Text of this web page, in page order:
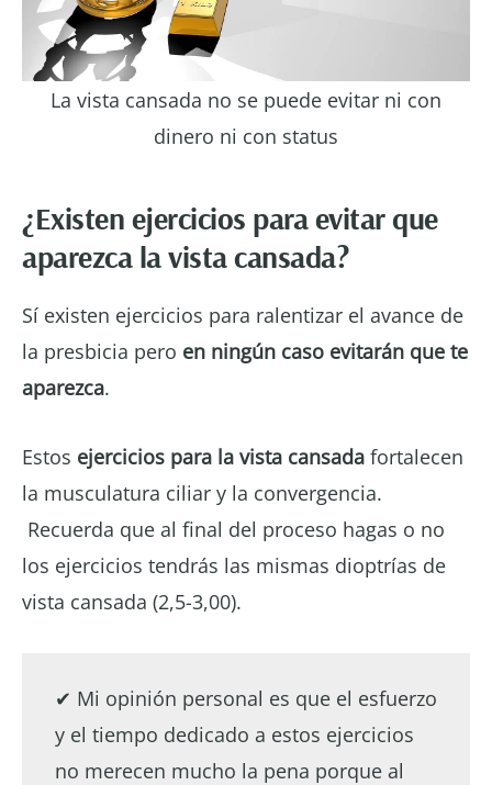
La vista cansada no se puede evitar ni con
dinero ni con status
¿Existen ejercicios para evitar que
aparezca la vista cansada?
Sí existen ejercicios para ralentizar el avance de
la presbicia pero en ningún caso evitarán que te
aparezca.
Estos ejercicios para la vista cansada fortalecen
la musculatura ciliar y la convergencia.
Recuerda que al final del proceso hagas o no
los ejercicios tendrás las mismas dioptrías de
vista cansada (2,5-3,00).
✔ Mi opinión personal es que el esfuerzo
y el tiempo dedicado a estos ejercicios
no merecen mucho la pena porque al